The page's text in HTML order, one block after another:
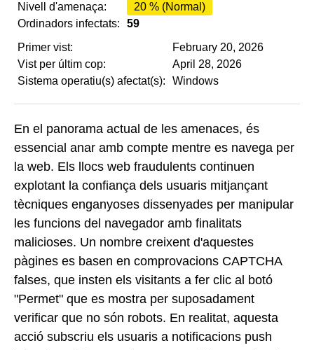
Nivell d'amenaça:
20 % (Normal)
Ordinadors infectats:
59
Primer vist:
February 20, 2026
Vist per últim cop:
April 28, 2026
Sistema operatiu(s) afectat(s):
Windows
En el panorama actual de les amenaces, és
essencial anar amb compte mentre es navega per
la web. Els llocs web fraudulents continuen
explotant la confiança dels usuaris mitjançant
tècniques enganyoses dissenyades per manipular
les funcions del navegador amb finalitats
malicioses. Un nombre creixent d'aquestes
pàgines es basen en comprovacions CAPTCHA
falses, que insten els visitants a fer clic al botó
"Permet" que es mostra per suposadament
verificar que no són robots. En realitat, aquesta
acció subscriu els usuaris a notificacions push